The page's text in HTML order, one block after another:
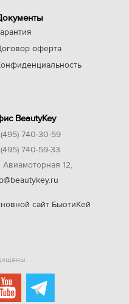
оферта
BeautyKey
740-30-59
740-59-33
Авиамоторная 12,
сайт БьютиКей